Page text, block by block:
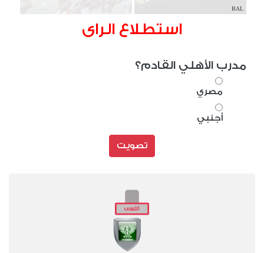
BAL
استطلاع الراى
مدرب الأهلي القادم؟
مصري
أجنبي
تصويت